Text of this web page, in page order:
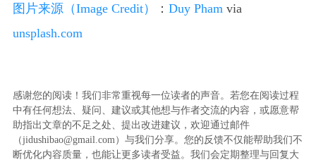
图片来源（Image Credit） ： Duy Pham via
unsplash.com
感谢您的阅读！我们非常重视每一位读者的声音。若您在阅读过程
中有任何想法、疑问、建议或其他想与作者交流的内容，或愿意帮
助指出文章的不足之处、提出改进建议，欢迎通过邮件
（jidushibao@gmail.com）与我们分享。您的反馈不仅能帮助我们不
断优化内容质量，也能让更多读者受益。我们会定期整理与回复大